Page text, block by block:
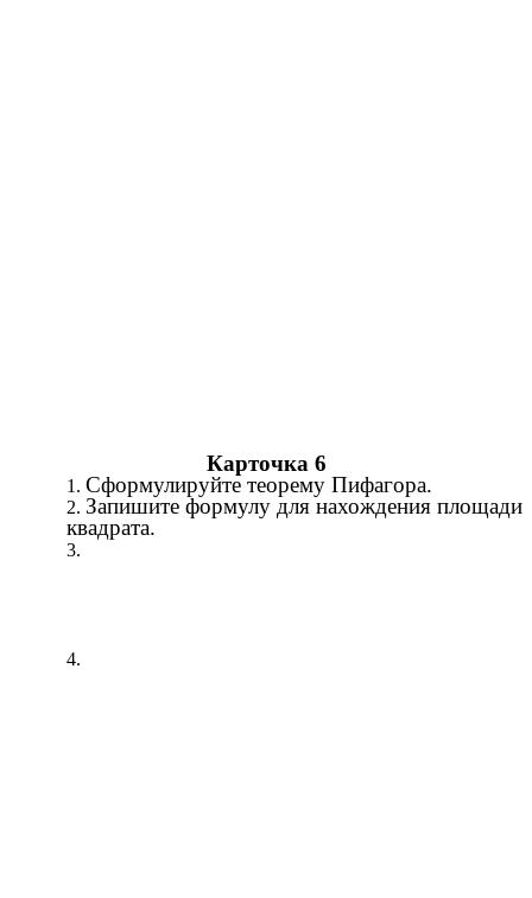
Карточка 6
Сформулируйте теорему Пифагора.
Запишите формулу для нахождения площади
квадрата.